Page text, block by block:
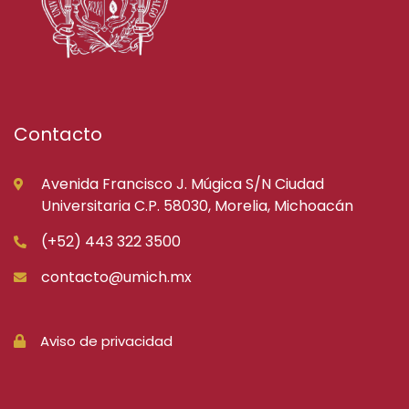
Contacto
Avenida Francisco J. Múgica S/N Ciudad
Universitaria C.P. 58030, Morelia, Michoacán
(+52) 443 322 3500
contacto@umich.mx
Aviso de privacidad